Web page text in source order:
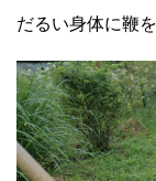
だるい身体に鞭